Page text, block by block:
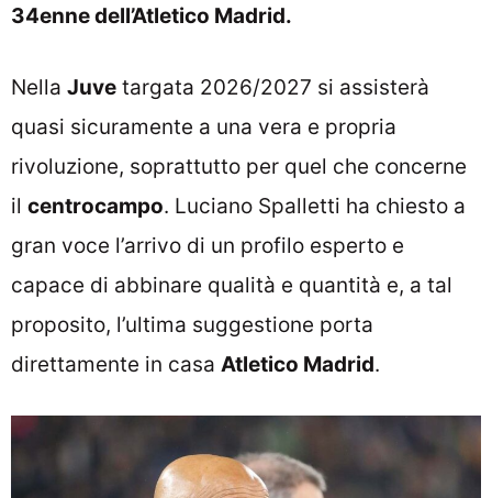
34enne dell’Atletico Madrid.
Nella Juve targata 2026/2027 si assisterà
quasi sicuramente a una vera e propria
rivoluzione, soprattutto per quel che concerne
il centrocampo. Luciano Spalletti ha chiesto a
gran voce l’arrivo di un profilo esperto e
capace di abbinare qualità e quantità e, a tal
proposito, l’ultima suggestione porta
direttamente in casa Atletico Madrid.